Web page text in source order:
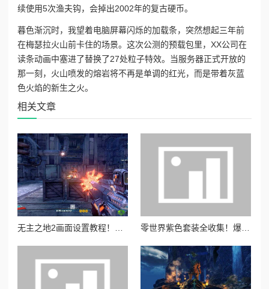
续使用5次渔夫钩，会掉出2002年的复古硬币。
暮色渐沉时，我望着电脑屏幕闪烁的加载条，突然想起三年前
在梅瑟拉火山前卡住的场景。这次公测的预载包里，XX公司在
读条动画中塞进了替换了27处粒子特效。当服务器正式开放的
那一刻，火山喷发的熔岩将不再是单调的红光，而是带着灰蓝
色火焰的新生之火。
相关文章
零世界紫色套装全收集！爆肝整理高性价比搭配攻略，战力飙升必看